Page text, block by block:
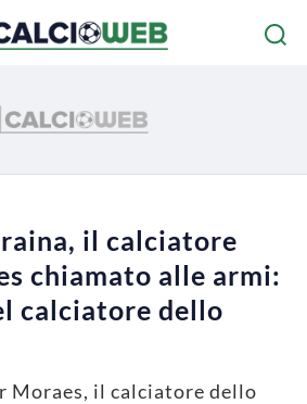
il calciatore
chiamato alle armi:
calciatore dello
Moraes, il calciatore dello